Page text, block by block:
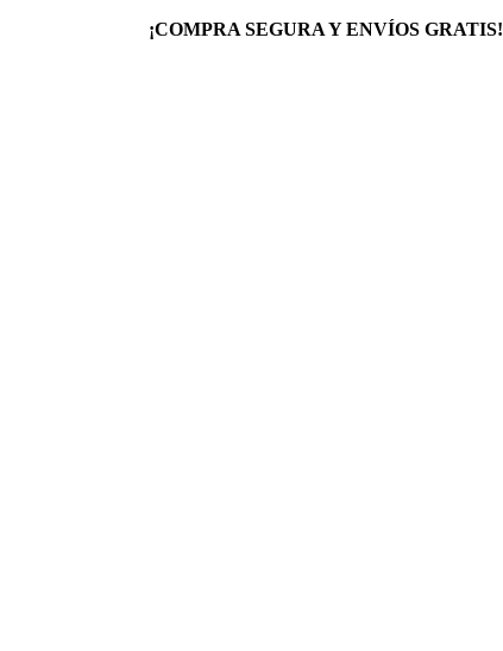
¡COMPRA SEGURA Y ENVÍOS GRATIS!